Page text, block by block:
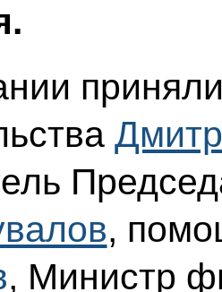
,
, Министр